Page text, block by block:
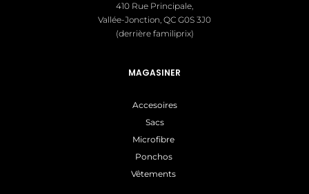
410 Rue Principale,
Vallée-Jonction, QC G0S 3J0
(derrière familiprix)
MAGASINER
Accesoires
Sacs
Microfibre
Ponchos
Vêtements